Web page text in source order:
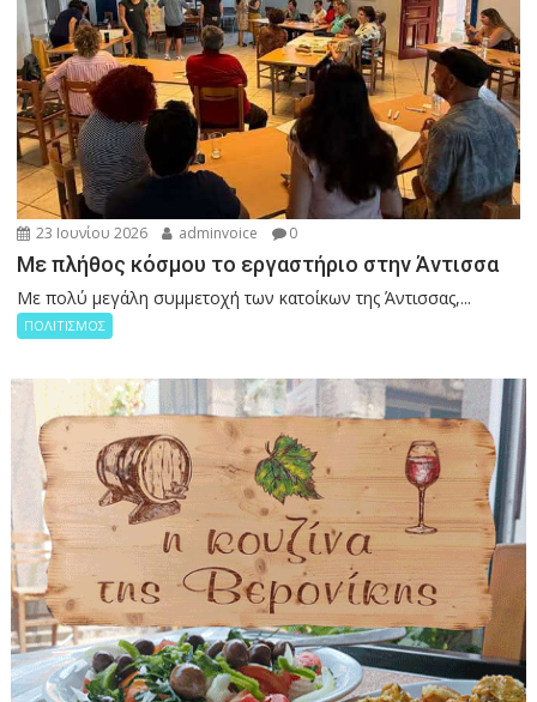
23 Ιουνίου 2026 adminvoice 0
Με πλήθος κόσμου το εργαστήριο στην Άντισσα
Με πολύ μεγάλη συμμετοχή των κατοίκων της Άντισσας,...
ΠΟΛΙΤΙΣΜΟΣ